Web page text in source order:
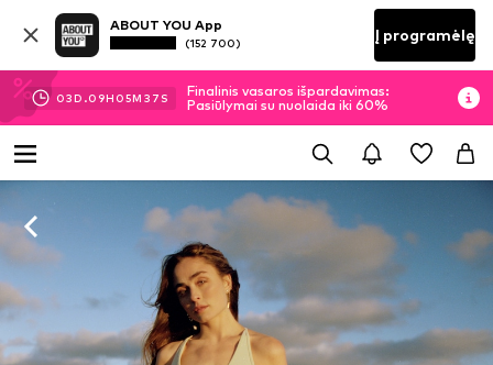
ABOUT YOU App
(152 700) Į programėlę
03D.09H 05M 36 S
Finalinis vasaros išpardavimas:
Pasiūlymai su nuolaida iki 60%